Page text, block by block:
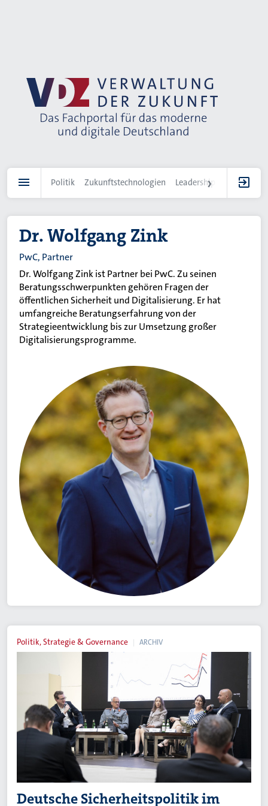
Politik Zukunftstechnologien Leadership IT-
Dr. Wolfgang Zink
PwC, Partner
Dr. Wolfgang Zink ist Partner bei PwC. Zu seinen
Beratungsschwerpunkten gehören Fragen der
öffentlichen Sicherheit und Digitalisierung. Er hat
umfangreiche Beratungserfahrung von der
Strategieentwicklung bis zur Umsetzung großer
Digitalisierungsprogramme.
Politik, Strategie & Governance ARCHIV
Deutsche Sicherheitspolitik im